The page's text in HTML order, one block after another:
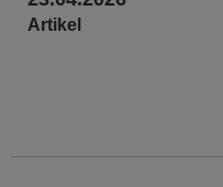
Artikel